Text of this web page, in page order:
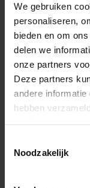
We gebruiken
personaliseren,
bieden en om
delen we
onze partners
Deze partners
andere
hebben
Noodzakelijk
Vul
voor